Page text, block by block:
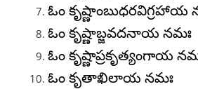
ఓం కృష్ణాంబుధరవిగ్రహాయ
ఓం కృష్ణాబ్జవదనాయ నమః
ఓం కృష్ణాప్రకృత్యంగాయ
ఓం కృతాఖిలాయ నమః